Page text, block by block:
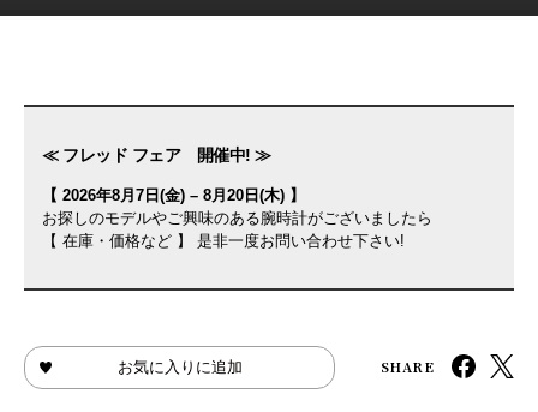
≪ フレッド フェア 開催中! ≫
【 2026年8月7日(金) – 8月20日(木) 】
お探しのモデルやご興味のある腕時計がございましたら
【 在庫・価格など 】 是非一度お問い合わせ下さい!
お気に入りに追加 SHARE